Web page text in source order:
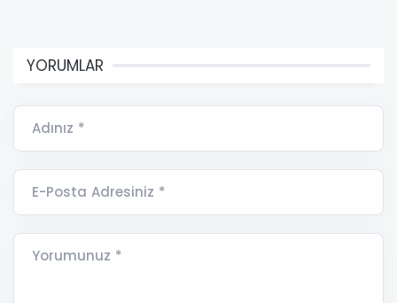
YORUMLAR
Adınız *
E-Posta Adresiniz *
Yorumunuz *